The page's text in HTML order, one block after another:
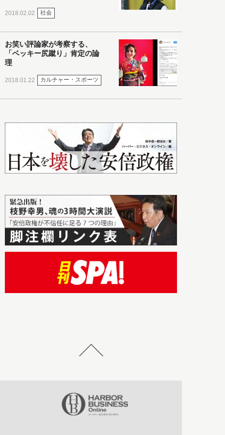
2018.02.02 社会
お笑い評論家が考察する、
「ベッキー尻蹴り」肯定の論
理
2018.01.22 カルチャー・スポーツ